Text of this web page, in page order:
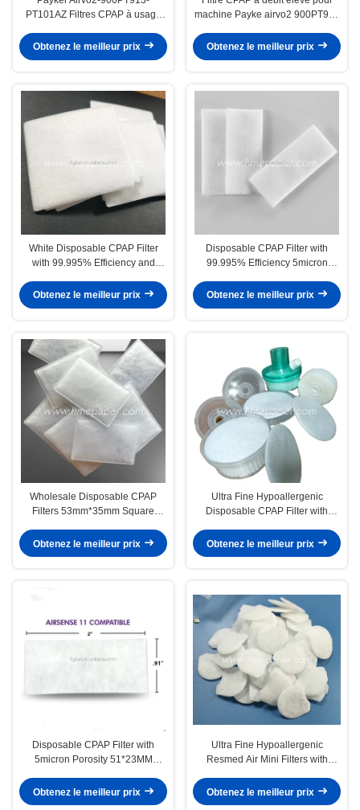
PT101AZ Filtres CPAP à usage
de 30 jours Convient pour les
Obtenez le meilleur prix
machine Payke airvo2 900PT913
Obtenez le meilleur prix
White Disposable CPAP Filter
with 99.995% Efficiency and
Size Compatible with Weinmann
Obtenez le meilleur prix
Disposable CPAP Filter with
99.995% Efficiency 5micron
for Weinmann CPAP Machines
Obtenez le meilleur prix
Wholesale Disposable CPAP
Filters 53mm*35mm Square
AirSense 10 AirCurve 10 & S9
Series
Obtenez le meilleur prix
Ultra Fine Hypoallergenic
Disposable CPAP Filter with
Porosity for Medical Ventilators
Obtenez le meilleur prix
Disposable CPAP Filter with
5micron Porosity 51*23MM
Operating Pressure for Resmed
Airsense 11
Obtenez le meilleur prix
Ultra Fine Hypoallergenic
Resmed Air Mini Filters with
Porosity for CPAP Machines
Obtenez le meilleur prix